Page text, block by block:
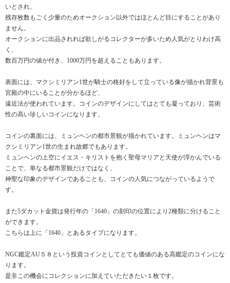
いとされ、
残存枚数もごく少量のためオークション以外ではほとんど目にすることがあり
ません。
オークションに出品されれば欲しがるコレクターが多いため人気がとりわけ高
く、
数百万円の値が付き、1000万円を超えることもあります。
表面には、マクシミリアン1世が騎士の格好をして立っている像が描かれ背景も
宮殿の中にいることが分かるほど、
遠近法が使われています。コインのデザインにしてはとても凝っており、芸術
性の高い珍しいコインになります。
コインの裏面には、ミュンヘンの都市景観が描かれています。ミュンヘンはマ
クシミリアン1世の生まれ故郷でもあります。
ミュンヘンの上空にイエス・キリストを抱く聖母マリアと天使が浮かんでいる
ことで、単なる都市景観だけではなく、
神聖な印象のデザインであることも、コインの人気につながっているようで
す。
また5ダカット金貨は発行年の「1640」の刻印の位置により2種類に分けること
ができます。
こちらは上に「1640」とあるタイプになります。
NGC鑑定AU５８という投資コインとしてとても価値のある高鑑定のコインにな
ります。
是非この機会にコレクションに加えていただきたい１枚です。